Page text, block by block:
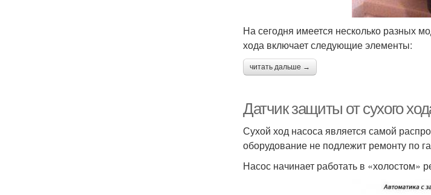
На сегодня имеется несколько разных
хода включает следующие элементы:
читать дальше →
Датчик защиты от сухого
Сухой ход насоса является самой
оборудование не подлежит ремонту по
Насос начинает работать в